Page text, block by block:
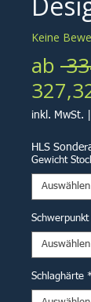
Keine
ab
inkl. MwSt.
HLS
Gewicht
Schwerpunkt
Schlaghärte